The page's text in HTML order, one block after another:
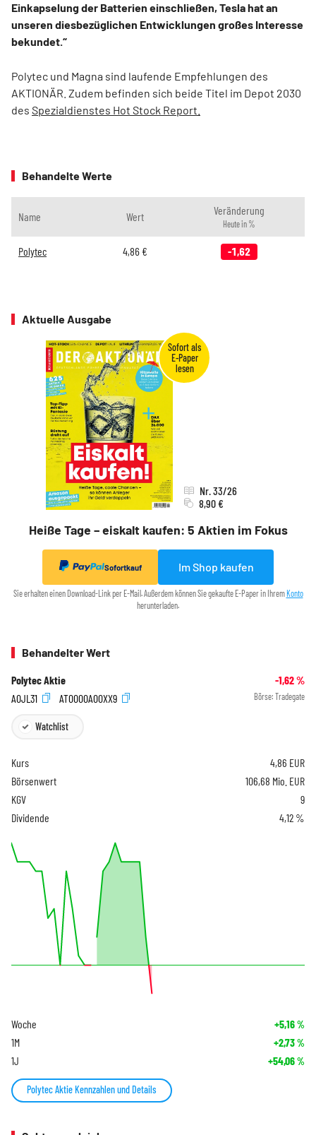
Einkapselung der Batterien einschließen, Tesla hat an
unseren diesbezüglichen Entwicklungen großes Interesse
bekundet.“
Polytec und Magna sind laufende Empfehlungen des
AKTIONÄR. Zudem befinden sich beide Titel im Depot 2030
des Spezialdienstes Hot Stock Report.
Behandelte Werte
Name Wert Veränderung
Heute in %
Polytec 4,86€ -1,62
Aktuelle Ausgabe
Heiße Tage – eiskalt kaufen: 5 Aktien im Fokus
Nr. 33/26
8,90 €
Sofortkauf Im Shop kaufen
Sie erhalten einen Download-Link per E-Mail. Außerdem können Sie gekaufte E-Paper in Ihrem Konto
herunterladen.
Behandelter Wert
Polytec Aktie -1,62%
A0JL31
AT0000A00XX9 Börse: Tradegate
Watchlist
Kurs 4,86 EUR
Börsenwert
106,68 Mio. EUR
KGV
9
Dividende
4,12 %
Woche +5,16%
1M +2,73%
1J +54,06%
Polytec Aktie Kennzahlen und Details